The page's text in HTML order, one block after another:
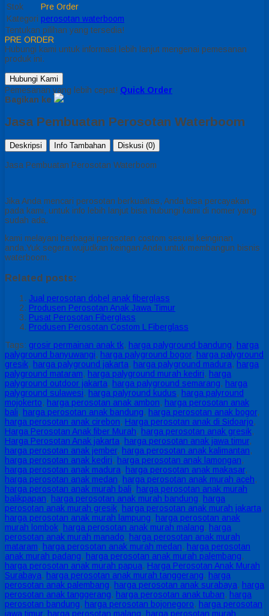
Stok
Pre Order
Kategori perosotan waterboom
Tentukan pilihan yang tersedia!
PRE ORDER
Hubungi kami untuk informasi lebih lanjut mengenai pemesanan
produk ini.
Hubungi Kami
Pemesanan yang lebih cepat! Quick Order
Bagikan ke
Jasa Pembuatan Perosotan Waterboom
Deskripsi Info Tambahan Diskusi (0)
Jasa Pembuatan Perosotan Waterboom
Jika Anda mencari perosotan berkualitas, Anda bisa percayakan
pada kami, untuk info lebih lanjut bisa hubungi kami di nomer yang
sudah ada.
kami melayani berbagai perosotan costom sesuai keinginan
anda.Yuk segera wujudkan keingan Anda untuk membangun bisnis
waterboom.
Related posts:
Jual perosotan dobel anak fiberglass
Produsen Perosotan Anak Jawa Timur
Pusat Perosotan Fiberglass
Produsen Perosotan Costom L Fiberglass
Tags: grosir permainan anak tk, harga palyground bandung, harga
palyground banyuwangi, harga palyground bogor, harga palyground
gresik, harga palyground jakarta, harga palyground madura, harga
palyground mataram, harga palyground murah kediri, harga
palyground outdoor jakarta, harga palyground semarang, harga
palyground sulawesi, harga palyround kudus, harga palyround
mojokerto, harga perosotan anak ambon, harga perosotan anak
bali, harga perosotan anak bandung, harga perosotan anak bogor,
harga perosotan anak cirebon, Harga perosotan anak di Sidoarjo,
Harga Perosotan Anak fiber Murah, harga perosotan anak gresik,
Harga Perosotan Anak jakarta, harga perosotan anak jawa timur,
harga perosotan anak jember, harga perosotan anak kalimantan,
harga perosotan anak kediri, harga perosotan anak lamongan,
harga perosotan anak madura, harga perosotan anak makasar,
harga perosotan anak medan, harga perosotan anak murah aceh,
harga perosotan anak murah bali, harga perosotan anak murah
balikpapan, harga perosotan anak murah bandung, harga
perosotan anak murah gresik, harga perosotan anak murah jakarta,
harga perosotan anak murah lampung, harga perosotan anak
murah lombok, harga perosotan anak murah malang, harga
perosotan anak murah manado, harga perosotan anak murah
mataram, harga perosotan anak murah medan, harga perosotan
anak murah padang, harga perosotan anak murah palembang,
harga perosotan anak murah papua, Harga Perosotan Anak Murah
Surabaya, harga perosotan anak murah tanggerang, harga
perosotan anak palembang, harga perosotan anak surabaya, harga
perosotan anak tanggerang, harga perosotan anak tuban, harga
perosotan bandung, harga perosotan bojonegoro, harga perosotan
jawa timur, harga perosotan malang, harga perosotan murah